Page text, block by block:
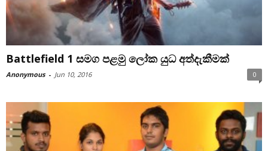
Battlefield 1 සමග පළමු ලෝක යුධ අත්දැකීමක්
Anonymous - Jun 10, 2016 0